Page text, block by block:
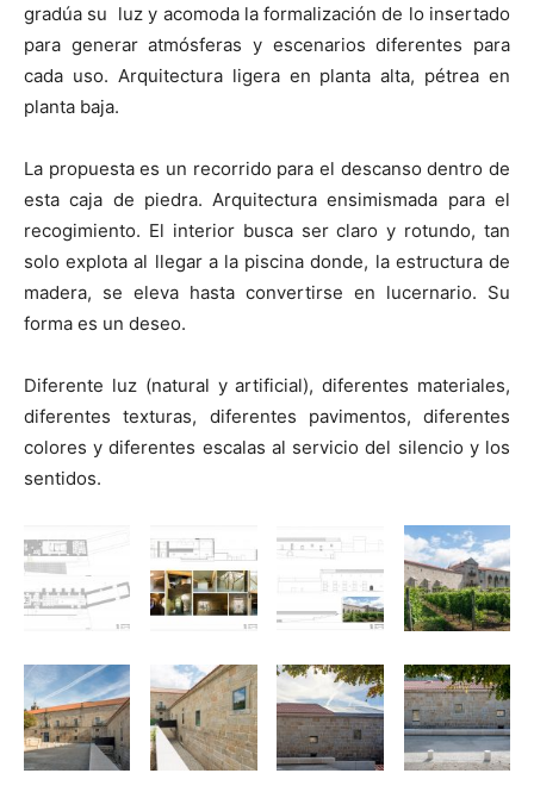
gradúa su luz y acomoda la formalización de lo insertado
para generar atmósferas y escenarios diferentes para
cada uso. Arquitectura ligera en planta alta, pétrea en
planta baja.
La propuesta es un recorrido para el descanso dentro de
esta caja de piedra. Arquitectura ensimismada para el
recogimiento. El interior busca ser claro y rotundo, tan
solo explota al llegar a la piscina donde, la estructura de
madera, se eleva hasta convertirse en lucernario. Su
forma es un deseo.
Diferente luz (natural y artificial), diferentes materiales,
diferentes texturas, diferentes pavimentos, diferentes
colores y diferentes escalas al servicio del silencio y los
sentidos.